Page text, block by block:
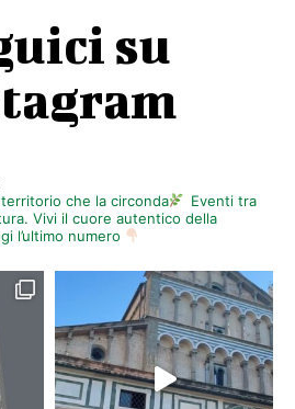
su
che la circonda
Eventi tra
Vivi il cuore autentico della
l’ultimo numero